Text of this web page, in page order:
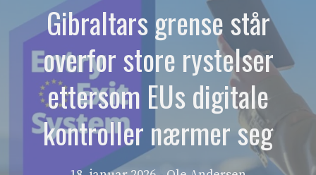
Gibraltars grense står
overfor store rystelser
ettersom EUs digitale
kontroller nærmer seg